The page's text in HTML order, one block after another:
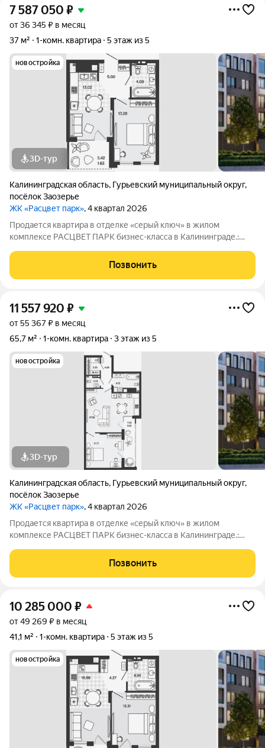
7 587 050 ₽
от 36 345 ₽ в месяц
37 м²
1-комн. квартира 5 этаж из 5
новостройка
3D-тур
Калининградская область, Гурьевский муниципальный округ,
посёлок Заозерье
ЖК «Расцвет парк», 4 квартал 2026
Продается квартира в отделке «серый ключ» в жилом
комплексе РАСЦВЕТ ПАРК бизнес-класса в Калининграде.:
Виды на озеро и природу благодаря панорамному остеклению.
Продуманная
Позвонить
11 557 920 ₽
от 55 367 ₽ в месяц
65,7 м²
1-комн. квартира 3 этаж из 5
новостройка
3D-тур
Калининградская область, Гурьевский муниципальный округ,
посёлок Заозерье
ЖК «Расцвет парк», 4 квартал 2026
Продается квартира в отделке «серый ключ» в жилом
комплексе РАСЦВЕТ ПАРК бизнес-класса в Калининграде.:
Виды на озеро и природу благодаря панорамному остеклению.
Продуманная
Позвонить
10 285 000 ₽
от 49 269 ₽ в месяц
41,1 м²
1-комн. квартира 5 этаж из 5
новостройка